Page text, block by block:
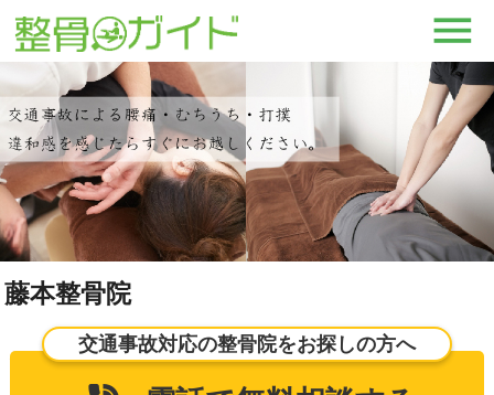
藤本整骨院
交通事故対応の整骨院をお探しの方へ